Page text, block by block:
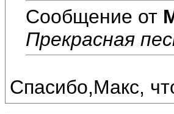
Сообщение от
Прекрасная
Спасибо,Макс,